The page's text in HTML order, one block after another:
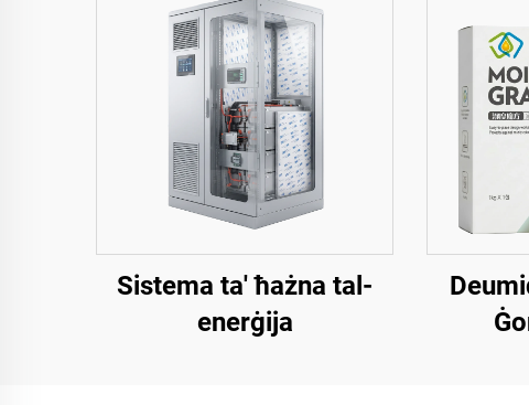
Sistema ta' ħażna tal-
enerġija